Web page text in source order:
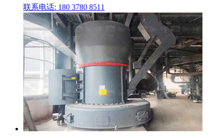
联系电话: 180 3780 8511